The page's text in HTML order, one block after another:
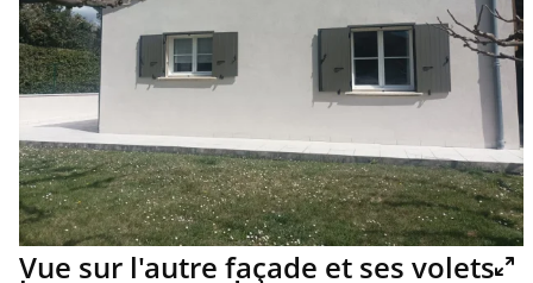
Vue sur l'autre façade et ses volets